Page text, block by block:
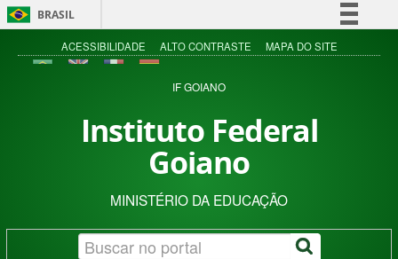
BRASIL
Simplifique!
Acesso à informação
ACESSIBILIDADE ALTO CONTRASTE MAPA DO SITE
IF GOIANO
Instituto Federal
Goiano
MINISTÉRIO DA EDUCAÇÃO